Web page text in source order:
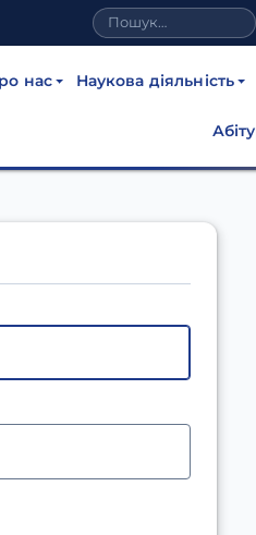
нас Наукова діяльність